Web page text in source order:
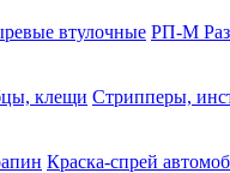
втулочные РП-М
клещи Стрипперы,
Краска-спрей